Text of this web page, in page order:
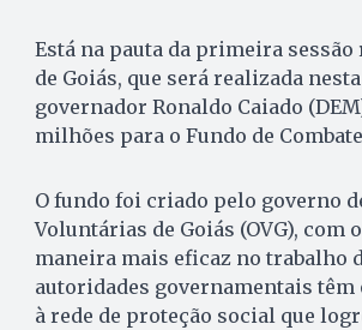
Está na pauta da primeira
de Goiás, que será realizada
governador Ronaldo Caiado
milhões para o Fundo de
O fundo foi criado pelo governo
Voluntárias de Goiás (OVG), com
maneira mais eficaz no trabalho
autoridades governamentais
à rede de proteção social que